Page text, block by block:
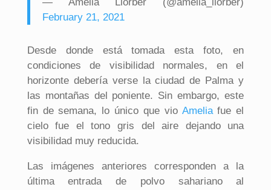
— Amelia Llorber (@amelia_llorber)
February 21, 2021
Desde donde está tomada esta foto, en
condiciones de visibilidad normales, en el
horizonte debería verse la ciudad de Palma y
las montañas del poniente. Sin embargo, este
fin de semana, lo único que vio Ameliafue el
cielo fue el tono gris del aire dejando una
visibilidad muy reducida.
Las imágenes anteriores corresponden a la
última entrada de polvo sahariano al